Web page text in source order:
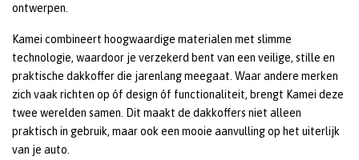
ontwerpen.
Kamei combineert hoogwaardige materialen met slimme
technologie, waardoor je verzekerd bent van een veilige, stille en
praktische dakkoffer die jarenlang meegaat. Waar andere merken
zich vaak richten op óf design óf functionaliteit, brengt Kamei deze
twee werelden samen. Dit maakt de dakkoffers niet alleen
praktisch in gebruik, maar ook een mooie aanvulling op het uiterlijk
van je auto.